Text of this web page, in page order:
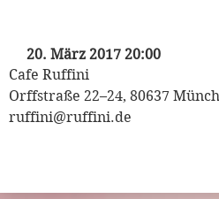
20. März 2017 20:00
Cafe Ruffini
Orffstraße 22–24, 80637
ruffini@ruffini.de